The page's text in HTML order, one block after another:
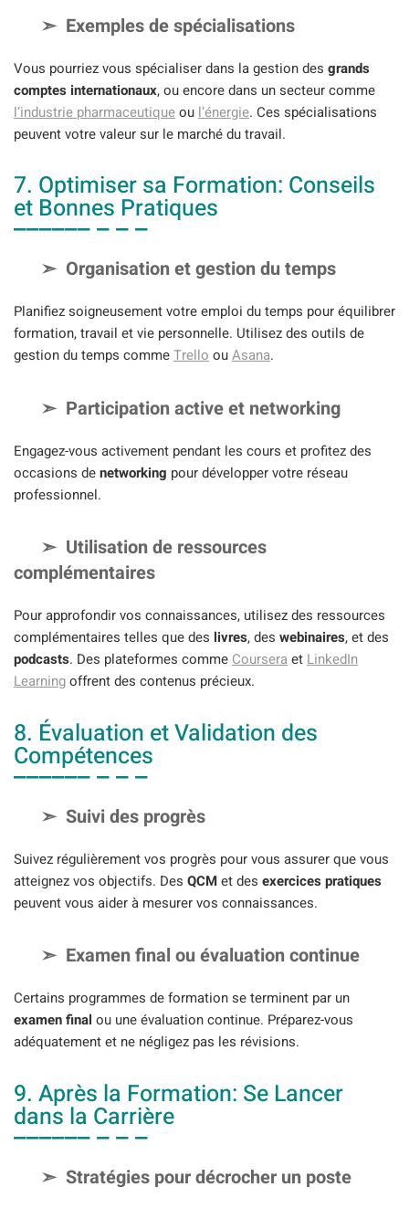
Exemples de spécialisations
Vous pourriez vous spécialiser dans la gestion des grands
comptes internationaux, ou encore dans un secteur comme
l’industrie pharmaceutiqueou l’énergie. Ces spécialisations
peuvent votre valeur sur le marché du travail.
7. Optimiser sa Formation: Conseils
et Bonnes Pratiques
Organisation et gestion du temps
Planifiez soigneusement votre emploi du temps pour équilibrer
formation, travail et vie personnelle. Utilisez des outils de
gestion du temps commeTrello ouAsana.
Participation active et networking
Engagez-vous activement pendant les cours et profitez des
occasions denetworking pour développer votre réseau
professionnel.
Utilisation de ressources
complémentaires
Pour approfondir vos connaissances, utilisez des ressources
complémentaires telles que des livres, des webinaires, et des
podcasts. Des plateformes comme Courseraet LinkedIn
Learningoffrent des contenus précieux.
8. Évaluation et Validation des
Compétences
Suivi des progrès
Suivez régulièrement vos progrès pour vous assurer que vous
atteignez vos objectifs. Des QCMet des exercices pratiques
peuvent vous aider à mesurer vos connaissances.
Examen final ou évaluation continue
Certains programmes de formation se terminent par un
examen final ou une évaluation continue. Préparez-vous
adéquatement et ne négligez pas les révisions.
9. Après la Formation: Se Lancer
dans la Carrière
Stratégies pour décrocher un poste